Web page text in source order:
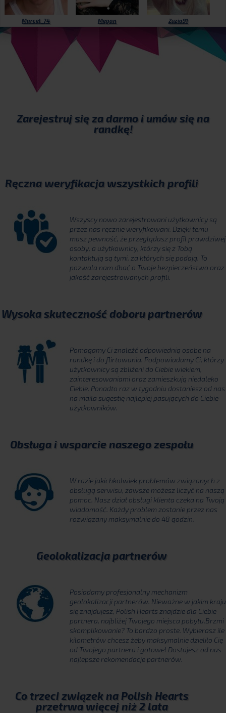
Marcel_74 Megan Zuzia91
Zarejestruj się za darmo i umów się na
randkę!
Ręczna weryfikacja wszystkich profili
Wszyscy nowo zarejestrowani użytkownicy są
przez nas ręcznie weryfikowani. Dzięki temu
masz pewność, że przeglądasz profil prawdziwej
osoby, a użytkownicy, którzy się z Tobą
kontaktują są tymi, za których się podają. To
pozwala nam dbać o Twoje bezpieczeństwo oraz
jakość zarejestrowanych profili.
Wysoka skuteczność doboru partnerów
Pomagamy Ci znaleźć odpowiednią osobę na
randkę i do flirtowania. Podpowiadamy Ci, którzy
użytkownicy są zbliżeni do Ciebie wiekiem,
zainteresowaniami oraz zamieszkują niedaleko
Ciebie. Ponadto raz w tygodniu dostaniesz od nas
na maila sugestię najlepiej pasujących do Ciebie
użytkowników.
Obsługa i wsparcie naszego zespołu
W razie jakichkolwiek problemów związanych z
obsługą serwisu, zawsze możesz liczyć na naszą
pomoc. Nasz dział obsługi klienta czeka na Twoją
wiadomość. Każdy problem zostanie przez nas
rozwiązany maksymalnie do 48 godzin.
Geolokalizacja partnerów
Posiadamy profesjonalny mechanizm
geolokalizacji partnerów. Nieważne w jakim kraju
się znajdujesz, Polish Hearts znajdzie dla Ciebie
partnera, najbliżej Twojego miejsca pobytu.Brzmi
skomplikowanie? To bardzo proste. Wybierasz ile
kilometrów chcesz żeby maksymalnie dzieliło Cię
od Twojego partnera i gotowe! Dostajesz od nas
najlepsze rekomendacje partnerów.
Co trzeci związek na Polish Hearts
przetrwa więcej niż 2 lata